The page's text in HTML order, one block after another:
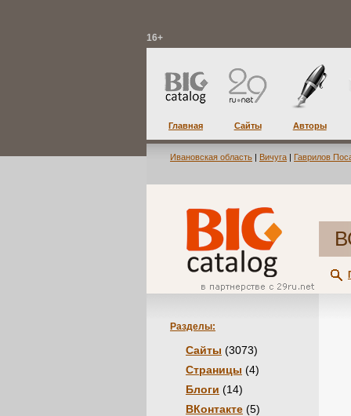
16+
Главная Сайты Авторы
Ивановская область | Вичуга | Гаврилов
Разделы:
Сайты (3073)
Страницы (4)
Блоги (14)
ВКонтакте (5)